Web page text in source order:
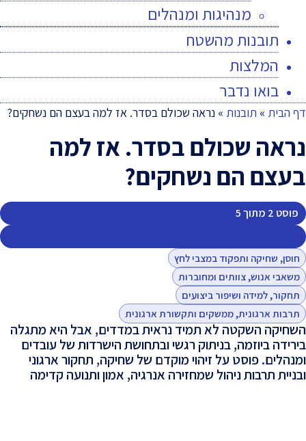
מנהיגות ומנהלים
תובנות מהשטח
המלצות
בואו נדבר
דף הבית » תובנות » נראה שכולם בסדר. אז למה בעצם הם נשחקים?
נראה שכולם בסדר. אז למה
בעצם הם נשחקים?
פוסט 2 מתוך 5
חוסן, שחיקה ותפקוד במצבי לחץ
משאבי אנוש, צוותים ומחוברות
תחקור, למידה ושיפור ביצועים
תרבות ארגונית, ממשקים ותקשורת ארגונית
השחיקה השקטה לא תמיד נראית במדדים, אבל היא מתגלה
בירידה ביוזמה, בניתוק רגשי ובתחושת הישרדות של עובדים
ומנהלים. פוסט על זיהוי מוקדם של שחיקה, תחקור ארגוני
ובניית תרבות ניהול שמחזירה אנרגיה, אמון ותנועה קדימה